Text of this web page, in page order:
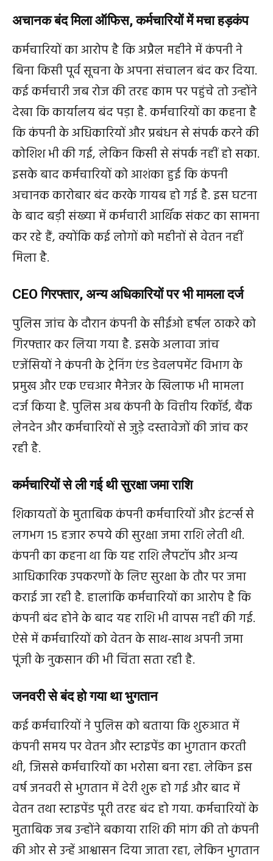
अचानक बंद मिला ऑफिस, कर्मचारियों में मचा हड़कंप
कर्मचारियों का आरोप है कि अप्रैल महीने में कंपनी ने
बिना किसी पूर्व सूचना के अपना संचालन बंद कर दिया.
कई कर्मचारी जब रोज की तरह काम पर पहुंचे तो उन्होंने
देखा कि कार्यालय बंद पड़ा है. कर्मचारियों का कहना है
कि कंपनी के अधिकारियों और प्रबंधन से संपर्क करने की
कोशिश भी की गई, लेकिन किसी से संपर्क नहीं हो सका.
इसके बाद कर्मचारियों को आशंका हुई कि कंपनी
अचानक कारोबार बंद करके गायब हो गई है. इस घटना
के बाद बड़ी संख्या में कर्मचारी आर्थिक संकट का सामना
कर रहे हैं, क्योंकि कई लोगों को महीनों से वेतन नहीं
मिला है.
CEO गिरफ्तार, अन्य अधिकारियों पर भी मामला दर्ज
पुलिस जांच के दौरान कंपनी के सीईओहर्षल ठाकरेको
गिरफ्तार कर लिया गया है. इसके अलावा जांच
एजेंसियों ने कंपनी के ट्रेनिंग एंड डेवलपमेंट विभाग के
प्रमुख और एक एचआर मैनेजर के खिलाफ भी मामला
दर्ज किया है. पुलिस अब कंपनी के वित्तीय रिकॉर्ड, बैंक
लेनदेन और कर्मचारियों से जुड़े दस्तावेजों की जांच कर
रही है.
कर्मचारियों से ली गई थी सुरक्षा जमा राशि
शिकायतों के मुताबिक कंपनी कर्मचारियों और इंटर्न्स से
लगभग 15 हजार रुपये की सुरक्षा जमा राशि लेती थी.
कंपनी का कहना था कि यह राशि लैपटॉप और अन्य
आधिकारिक उपकरणों के लिए सुरक्षा के तौर पर जमा
कराई जा रही है. हालांकि कर्मचारियों का आरोप है कि
कंपनी बंद होने के बाद यह राशि भी वापस नहीं की गई.
ऐसे में कर्मचारियों को वेतन के साथ-साथ अपनी जमा
पूंजी के नुकसान की भी चिंता सता रही है.
जनवरी से बंद हो गया था भुगतान
कई कर्मचारियों ने पुलिस को बताया कि शुरुआत में
कंपनी समय पर वेतन और स्टाइपेंड का भुगतान करती
थी, जिससे कर्मचारियों का भरोसा बना रहा. लेकिन इस
वर्ष जनवरी से भुगतान में देरी शुरू हो गई और बाद में
वेतन तथा स्टाइपेंड पूरी तरह बंद हो गया. कर्मचारियों के
मुताबिक जब उन्होंने बकाया राशि की मांग की तो कंपनी
की ओर से उन्हें आश्वासन दिया जाता रहा, लेकिन भुगतान